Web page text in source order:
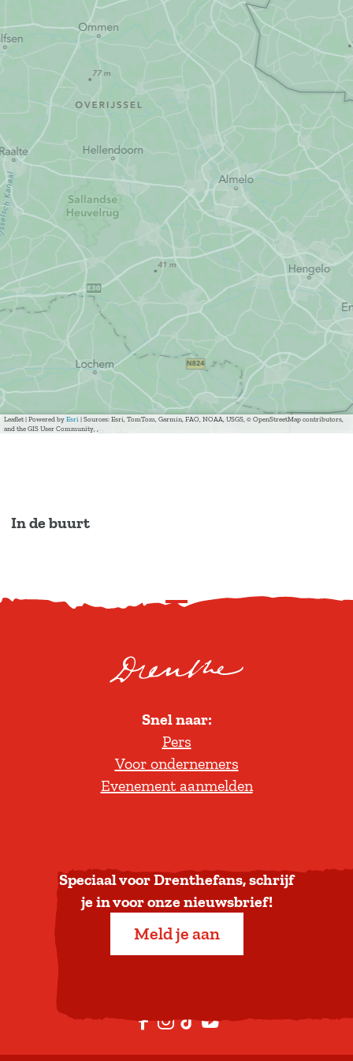
In de buurt
Leaflet | Powered by Esri | Sources: Esri, TomTom, Garmin, FAO, NOAA, USGS, © OpenStreetMap contributors,
and the GIS User Community, ,
S
o
l
t
e
r
a
a
b
n
Snel naar:
Pers
Voor ondernemers
Evenement aanmelden
Speciaal voor Drenthefans, schrijf
je in voor onze nieuwsbrief!
Meld je aan
F
a
I
n
T
i
Y
o